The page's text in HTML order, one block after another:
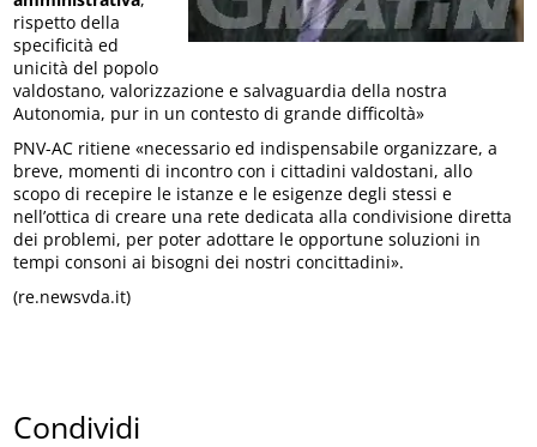
rispetto della
specificità ed
unicità del popolo
valdostano, valorizzazione e salvaguardia della nostra
Autonomia, pur in un contesto di grande difficoltà»
PNV-AC ritiene «necessario ed indispensabile organizzare, a
breve, momenti di incontro con i cittadini valdostani, allo
scopo di recepire le istanze e le esigenze degli stessi e
nell’ottica di creare una rete dedicata alla condivisione diretta
dei problemi, per poter adottare le opportune soluzioni in
tempi consoni ai bisogni dei nostri concittadini».
(re.newsvda.it)
Condividi